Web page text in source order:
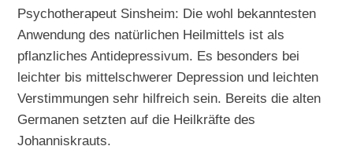
Psychotherapeut Sinsheim: Die wohl bekanntesten
Anwendung des natürlichen Heilmittels ist als
pflanzliches Antidepressivum. Es besonders bei
leichter bis mittelschwerer Depression und leichten
Verstimmungen sehr hilfreich sein. Bereits die alten
Germanen setzten auf die Heilkräfte des
Johanniskrauts.